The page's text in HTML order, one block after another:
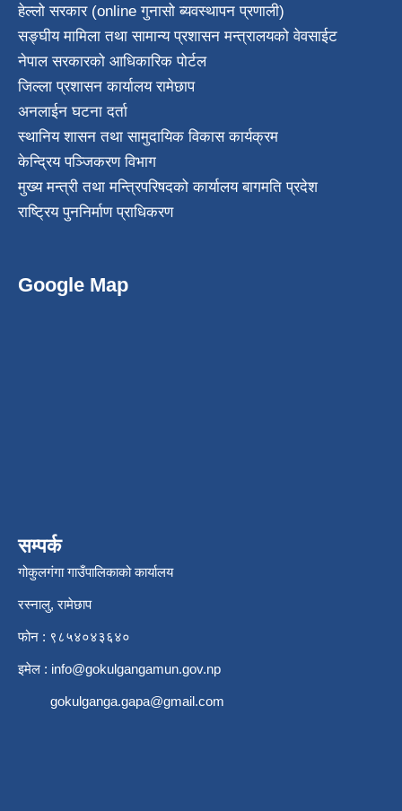
हेल्लो सरकार (online गुनासो ब्यवस्थापन प्रणाली)
सङ्घीय मामिला तथा सामान्य प्रशासन मन्त्रालयको वेवसाईट
नेपाल सरकारको आधिकारिक पोर्टल
जिल्ला प्रशासन कार्यालय रामेछाप
अनलाईन घटना दर्ता
स्थानिय शासन तथा सामुदायिक विकास कार्यक्रम
केन्द्रिय पञ्जिकरण विभाग
मुख्य मन्त्री तथा मन्त्रिपरिषदको कार्यालय बागमति प्रदेश
राष्ट्रिय पुननिर्माण प्राधिकरण
Google Map
सम्पर्क
गोकुलगंगा गाउँपालिकाको कार्यालय
रस्नालु, रामेछाप
फोन : ९८५४०४३६४०
इमेल : info@gokulgangamun.gov.np
gokulganga.gapa@gmail.com